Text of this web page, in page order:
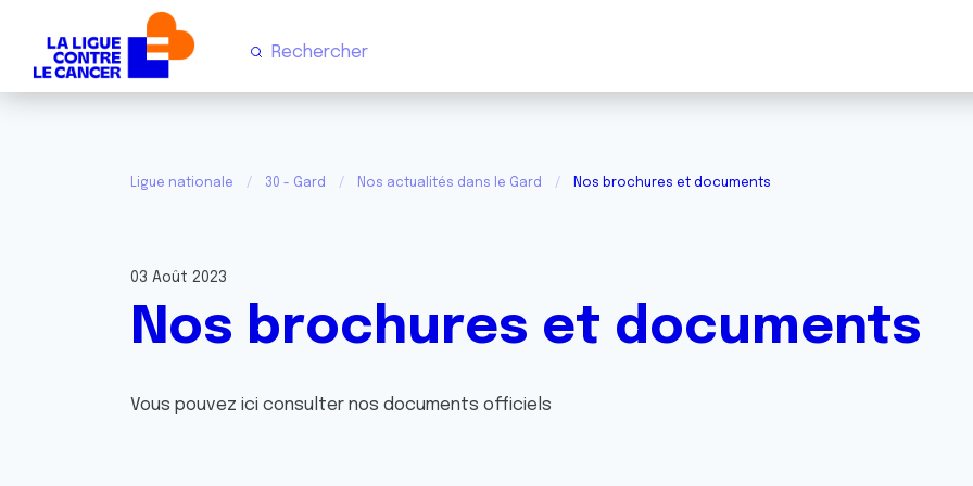
Ligue nationale 30 - Gard Nos actualités dans le Gard Nos brochures et documents
03 Août 2023
Nos brochures et documents
Vous pouvez ici consulter nos documents officiels